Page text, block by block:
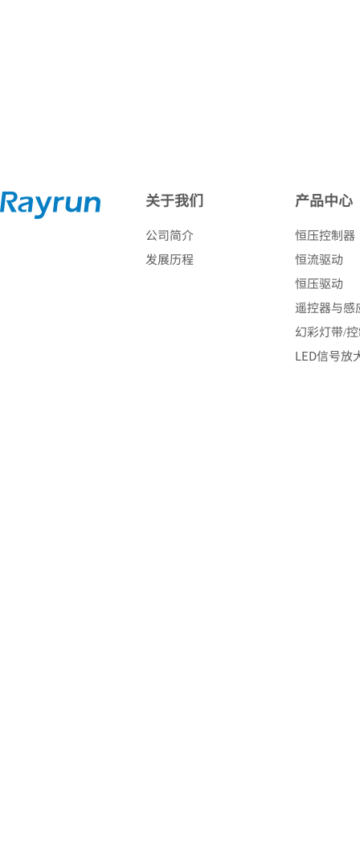
关于我们
公司简介
发展历程
产品中心
恒压控制器
恒流驱动
恒压驱动
遥控器与感
幻彩灯带/
LED信号放